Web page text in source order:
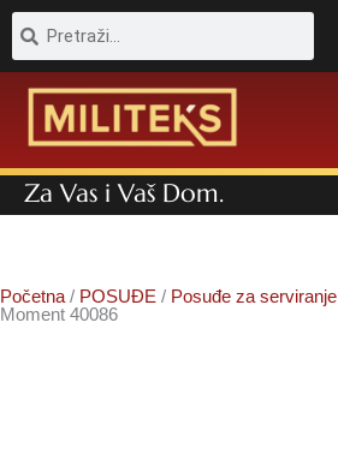
Pretraga
Za Vas i Vaš Dom.
Početna / POSUĐE / Posuđe za serviranje
Moment 40086